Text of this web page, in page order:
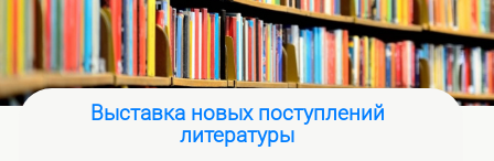
Выставка новых поступлений
литературы